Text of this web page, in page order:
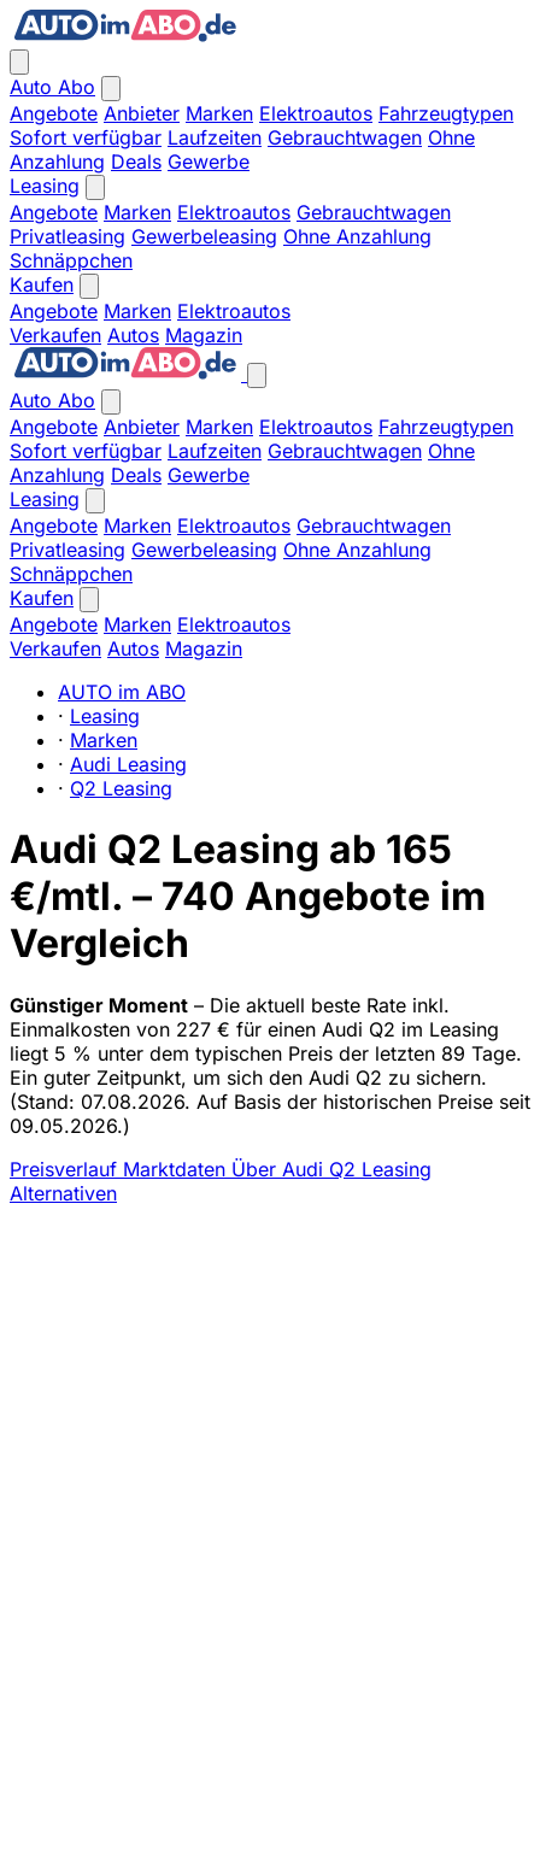
Auto Abo
Angebote Anbieter Marken Elektroautos Fahrzeugtypen
Sofort verfügbar Laufzeiten Gebrauchtwagen Ohne
Anzahlung Deals Gewerbe
Leasing
Angebote Marken Elektroautos Gebrauchtwagen
Privatleasing Gewerbeleasing Ohne Anzahlung
Schnäppchen
Kaufen
Angebote Marken Elektroautos
Verkaufen Autos Magazin
Auto Abo
Angebote Anbieter Marken Elektroautos Fahrzeugtypen
Sofort verfügbar Laufzeiten Gebrauchtwagen Ohne
Anzahlung Deals Gewerbe
Leasing
Angebote Marken Elektroautos Gebrauchtwagen
Privatleasing Gewerbeleasing Ohne Anzahlung
Schnäppchen
Kaufen
Angebote Marken Elektroautos
Verkaufen Autos Magazin
AUTO im ABO
· Leasing
· Marken
· Audi Leasing
· Q2 Leasing
Audi Q2 Leasing ab 165
€/mtl. – 740 Angebote im
Vergleich
Günstiger Moment – Die aktuell beste Rate inkl.
Einmalkosten von 227 € für einen Audi Q2 im Leasing
liegt 5 % unter dem typischen Preis der letzten 89 Tage.
Ein guter Zeitpunkt, um sich den Audi Q2 zu sichern.
(Stand: 07.08.2026. Auf Basis der historischen Preise seit
09.05.2026.)
Preisverlauf Marktdaten Über Audi Q2 Leasing
Alternativen